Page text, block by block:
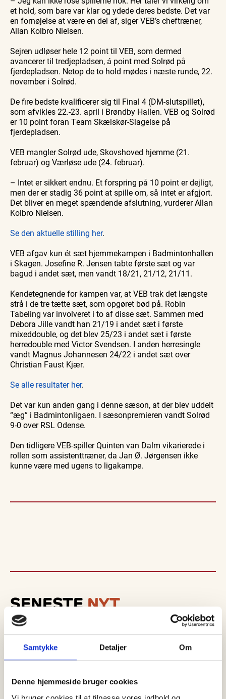
Samtykke Detaljer Om
Denne hjemmeside bruger cookies
et hold, som bare var klar og ydede deres bedste. Det var
en fornøjelse at være en del af, siger VEB’s cheftræner,
Allan Kolbro Nielsen.
Sejren udløser hele 12 point til VEB, som dermed
avancerer til tredjepladsen, á point med Solrød på
fjerdepladsen. Netop de to hold mødes i næste runde, 22.
november i Solrød.
De fire bedste kvalificerer sig til Final 4 (DM-slutspillet),
som afvikles 22.-23. april i Brøndby Hallen. VEB og Solrød
er 10 point foran Team Skælskør-Slagelse på
fjerdepladsen.
VEB mangler Solrød ude, Skovshoved hjemme (21.
februar) og Værløse ude (24. februar).
– Intet er sikkert endnu. Et forspring på 10 point er dejligt,
men der er stadig 36 point at spille om, så intet er afgjort.
Det bliver en meget spændende afslutning, vurderer Allan
Kolbro Nielsen.
Se den aktuelle stilling her.
VEB afgav kun ét sæt hjemmekampen i Badmintonhallen
i Skagen. Josefine R. Jensen tabte første sæt og var
bagud i andet sæt, men vandt 18/21, 21/12, 21/11.
Kendetegnende for kampen var, at VEB trak det længste
strå i de tre tætte sæt, som opgøret bød på. Robin
Tabeling var involveret i to af disse sæt. Sammen med
Debora Jille vandt han 21/19 i andet sæt i første
mixeddouble, og det blev 25/23 i andet sæt i første
herredouble med Victor Svendsen. I anden herresingle
vandt Magnus Johannesen 24/22 i andet sæt over
Christian Faust Kjær.
Se alle resultater her.
Det var kun anden gang i denne sæson, at der blev uddelt
“æg” i Badmintonligaen. I sæsonpremieren vandt Solrød
9-0 over RSL Odense.
Den tidligere VEB-spiller Quinten van Dalm vikarierede i
rollen som assistenttræner, da Jan Ø. Jørgensen ikke
kunne være med ugens to ligakampe.
SENESTENYT